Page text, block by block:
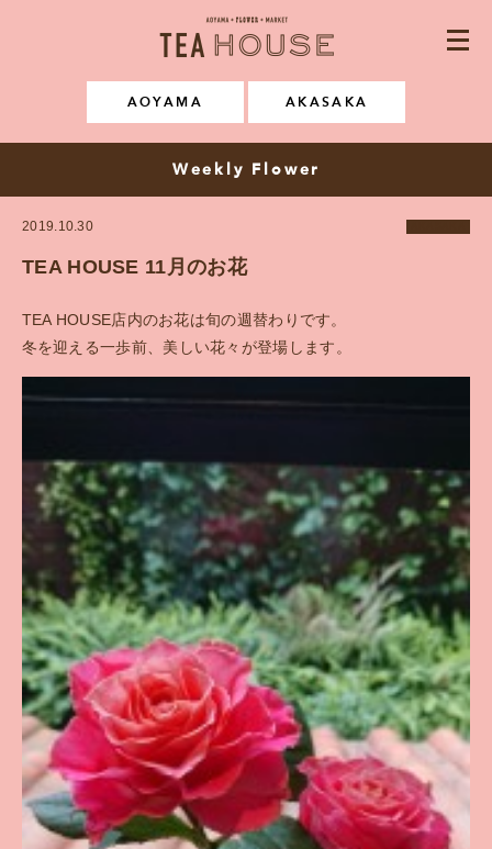
CONCEPT
SPACE RENTAL
GALLERY
Instagram
お問い合わせ
ENGLISH SITE
AOYAMA AKASAKA
Weekly Flower
2019.10.30
TEA HOUSE 11月のお花
TEA HOUSE店内のお花は旬の週替わりです。
冬を迎える一歩前、美しい花々が登場します。